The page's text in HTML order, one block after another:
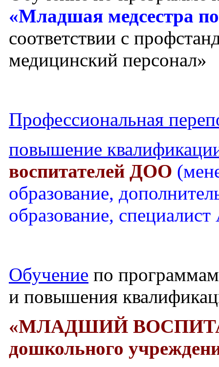
«Младшая медсестра
соответствии с
медицинский персонал»
Профессиональная
повышение
воспитателей ДОО
образование,
образование,
Обучение по
и повышения
«МЛАДШИЙ
дошкольного